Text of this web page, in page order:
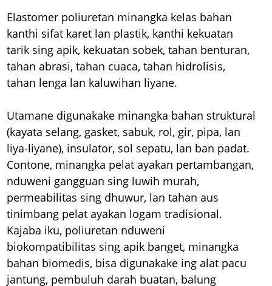
Elastomer poliuretan minangka kelas bahan
kanthi sifat karet lan plastik, kanthi kekuatan
tarik sing apik, kekuatan sobek, tahan benturan,
tahan abrasi, tahan cuaca, tahan hidrolisis,
tahan lenga lan kaluwihan liyane.
Utamane digunakake minangka bahan struktural
(kayata selang, gasket, sabuk, rol, gir, pipa, lan
liya-liyane), insulator, sol sepatu, lan ban padat.
Contone, minangka pelat ayakan pertambangan,
nduweni gangguan sing luwih murah,
permeabilitas sing dhuwur, lan tahan aus
tinimbang pelat ayakan logam tradisional.
Kajaba iku, poliuretan nduweni
biokompatibilitas sing apik banget, minangka
bahan biomedis, bisa digunakake ing alat pacu
jantung, pembuluh darah buatan, balung